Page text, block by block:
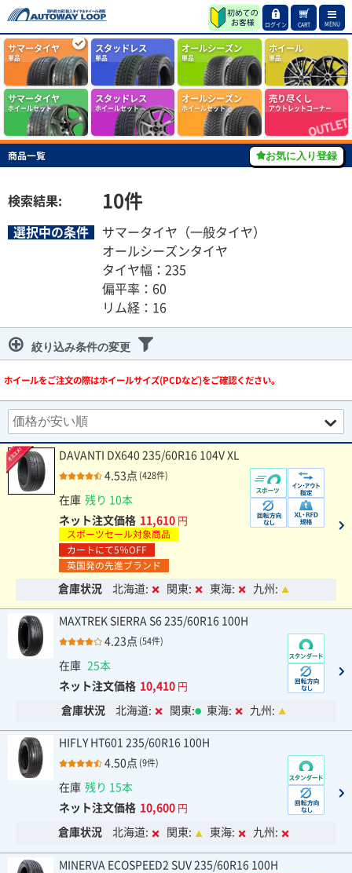
ログイン CART MENU
サマータイヤ
単品
スタッドレス
単品
オールシーズン
単品
ホイール
単品
サマータイヤ
ホイールセット
スタッドレス
ホイールセット
オールシーズン
ホイールセット
売り尽くし
アウトレットコーナー
商品一覧
検索結果: 10件
選択中の条件
サマータイヤ（一般タイヤ）
オールシーズンタイヤ
タイヤ幅：235
偏平率：60
リム経：16
絞り込み条件の変更
ホイールをご注文の際はホイールサイズ(PCDなど)をご確認ください。
お気に入り登録
DAVANTI DX640 235/60R16 104V XL
4.53点 (428件)
在庫 残り 10本
ネット注文価格 11,610 円
スポーツセール対象商品
カートにて5％OFF
英国発の先進ブランド
倉庫状況 北海道: 関東: 東海: 九州:
MAXTREK SIERRA S6 235/60R16 100H
4.23点 (54件)
在庫 25本
ネット注文価格 10,410 円
倉庫状況 北海道: 関東: 東海: 九州:
HIFLY HT601 235/60R16 100H
4.50点 (9件)
在庫 残り 15本
ネット注文価格 10,600 円
倉庫状況 北海道: 関東: 東海: 九州:
MINERVA ECOSPEED2 SUV 235/60R16 100H